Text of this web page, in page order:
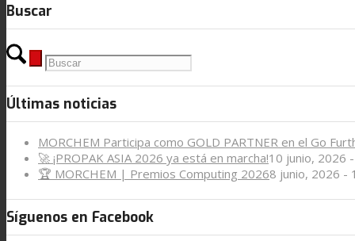
Buscar
Últimas noticias
MORCHEM Participa como GOLD PARTNER en el Go
🚀 ¡PROPAK ASIA 2026 ya está en marcha!10 junio, 2026
🏆 MORCHEM | Premios Computing 20268 junio, 2026 -
Síguenos en Facebook